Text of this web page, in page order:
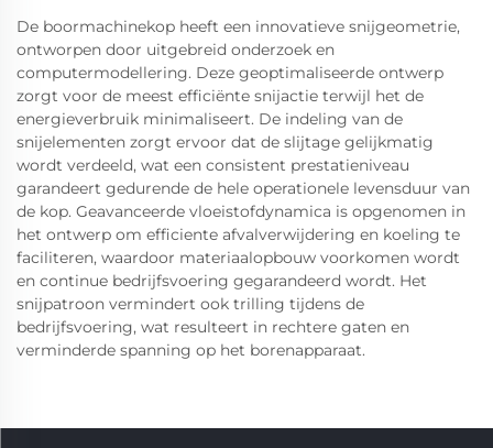
De boormachinekop heeft een innovatieve snijgeometrie,
ontworpen door uitgebreid onderzoek en
computermodellering. Deze geoptimaliseerde ontwerp
zorgt voor de meest efficiënte snijactie terwijl het de
energieverbruik minimaliseert. De indeling van de
snijelementen zorgt ervoor dat de slijtage gelijkmatig
wordt verdeeld, wat een consistent prestatieniveau
garandeert gedurende de hele operationele levensduur van
de kop. Geavanceerde vloeistofdynamica is opgenomen in
het ontwerp om efficiente afvalverwijdering en koeling te
faciliteren, waardoor materiaalopbouw voorkomen wordt
en continue bedrijfsvoering gegarandeerd wordt. Het
snijpatroon vermindert ook trilling tijdens de
bedrijfsvoering, wat resulteert in rechtere gaten en
verminderde spanning op het borenapparaat.